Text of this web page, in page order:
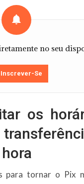
no seu
Inscrever-Se
os
para tornar o Pix